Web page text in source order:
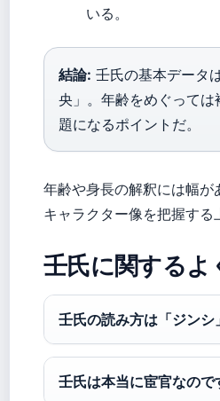
いる。
結論: 壬氏の基本データ
央」。年齢をめぐって
題になるポイントだ。
年齢や身長の解釈には幅が
キャラクター像を把握する
壬氏に関するよ
壬氏の読み方は「ジンシ
壬氏は本当に宦官なので